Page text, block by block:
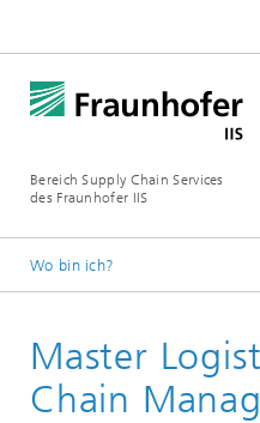
Bereich Supply Chain Services
des Fraunhofer IIS
Wo bin ich?
Leistungen
Master
Chain